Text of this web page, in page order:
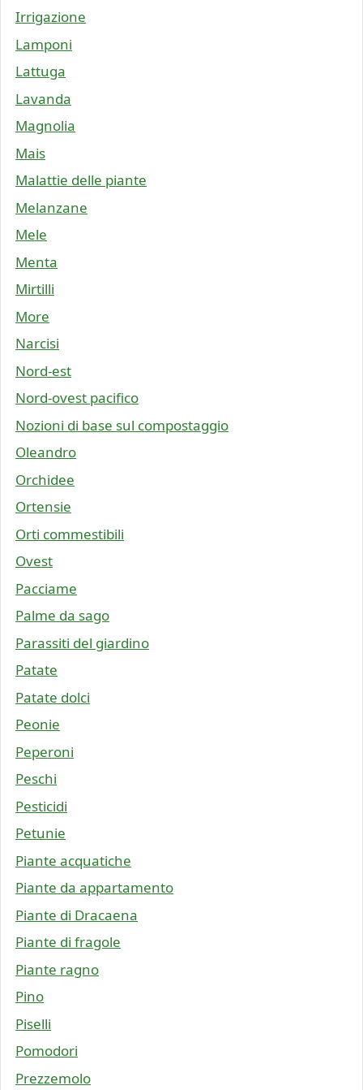
Irrigazione
Lamponi
Lattuga
Lavanda
Magnolia
Mais
Malattie delle piante
Melanzane
Mele
Menta
Mirtilli
More
Narcisi
Nord-est
Nord-ovest pacifico
Nozioni di base sul compostaggio
Oleandro
Orchidee
Ortensie
Orti commestibili
Ovest
Pacciame
Palme da sago
Parassiti del giardino
Patate
Patate dolci
Peonie
Peperoni
Peschi
Pesticidi
Petunie
Piante acquatiche
Piante da appartamento
Piante di Dracaena
Piante di fragole
Piante ragno
Pino
Piselli
Pomodori
Prezzemolo